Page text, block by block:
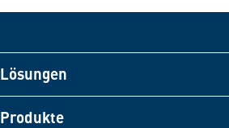
Lösungen
Produkte